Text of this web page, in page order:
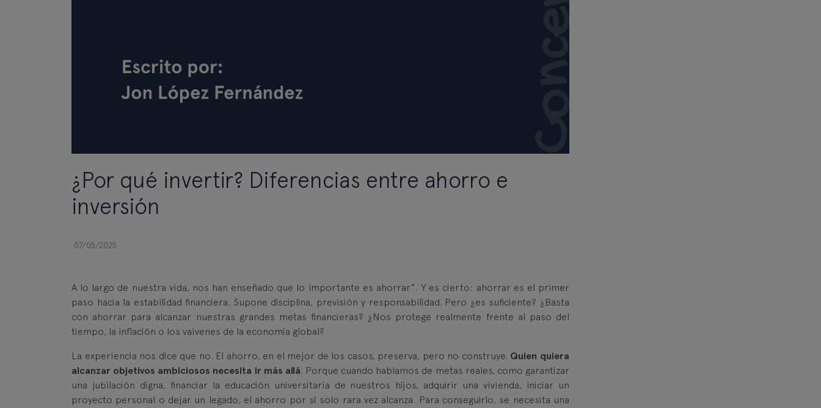
¿Por qué invertir? Diferencias entre ahorro e
inversión
07/05/2025
A lo largo de nuestra vida, nos han enseñado que lo importante es ahorrar”. Y es cierto: ahorrar es el primer
paso hacia la estabilidad financiera. Supone disciplina, previsión y responsabilidad. Pero ¿es suficiente? ¿Basta
con ahorrar para alcanzar nuestras grandes metas financieras? ¿Nos protege realmente frente al paso del
tiempo, la inflación o los vaivenes de la economía global?
La experiencia nos dice que no. El ahorro, en el mejor de los casos, preserva, pero no construye. Quien quiera
alcanzar objetivos ambiciosos necesita ir más allá. Porque cuando hablamos de metas reales, como garantizar
una jubilación digna, financiar la educación universitaria de nuestros hijos, adquirir una vivienda, iniciar un
proyecto personal o dejar un legado, el ahorro por sí solo rara vez alcanza. Para conseguirlo, se necesita una